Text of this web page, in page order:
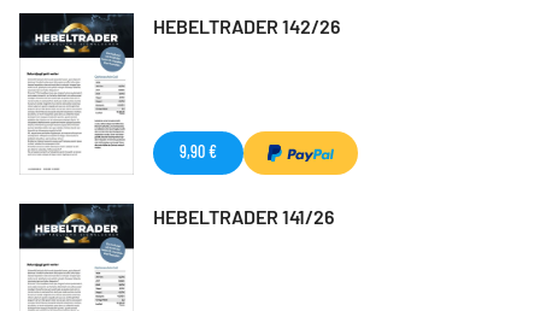
HEBELTRADER 142/26
9,90 €
HEBELTRADER 141/26